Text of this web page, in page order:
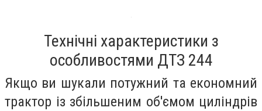
Технічні характеристики з
особливостями ДТЗ 244
Якщо ви шукали потужний та економний
трактор із збільшеним об'ємом циліндрів